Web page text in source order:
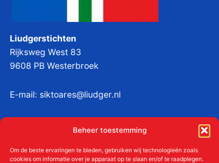
Beheer toestemming
Om de beste ervaringen te bieden, gebruiken wij technologieën zoals
cookies om informatie over je apparaat op te slaan en/of te raadplegen.
Liudgerstichten
Rijksweg West 83
9608 PB Westerbroek
E-mail: siktoares@liudger.nl
KvKnr:41011712